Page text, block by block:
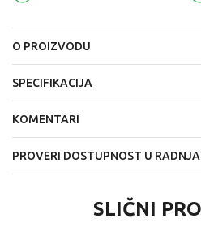
O PROIZVODU
SPECIFIKACIJA
KOMENTARI
PROVERI DOSTUPNOST U
SLIČNI